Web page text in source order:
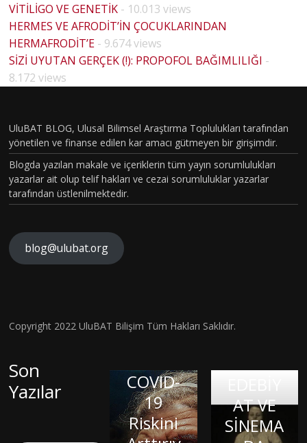
VİTİLİGO VE GENETİK - 10.013 views
HERMES VE AFRODİT’İN ÇOCUKLARINDAN
HERMAFRODİT’E - 9.674 views
SİZİ UYUTAN GERÇEK (!): PROPOFOL BAĞIMLILIĞI -
8.172 views
UluBAT BLOG, Ulusal Bilimsel Araştırma Toplulukları tarafından
yönetilen ve finanse edilen kar amacı gütmeyen bir girişimdir.
Blogda yazılan makale ve içeriklerin tüm yayın sorumlulukları
yazarlar ait olup telif hakları ve cezai sorumluluklar yazarlar
tarafından üstlenilmektedir.
blog@ulubat.org
Copyright 2022 UluBAT Bilişim Tüm Hakları Saklıdır.
Son
Yazılar
Balond
aki
Miras
Aldığım
COVID-
19
Riskini
nezi ve
Sitokin
ı Dışa
Vurmak
LİNÇ
AT VE
SİNEMA